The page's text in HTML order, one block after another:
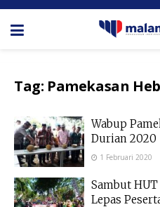
Tag: Pamekasan
Wabup
Durian 2020
1 Februari 2020
Sambut HUT
Lepas